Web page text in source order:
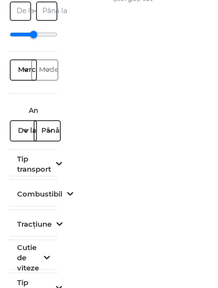
De la Până la
MarcăModel
An
De la Până la
Tip
transport
Combustibil
Tracțiune
Cutie
de
viteze
Tip